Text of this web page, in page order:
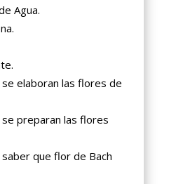
Agua.
elaboran las flores de
preparan las flores
que flor de Bach